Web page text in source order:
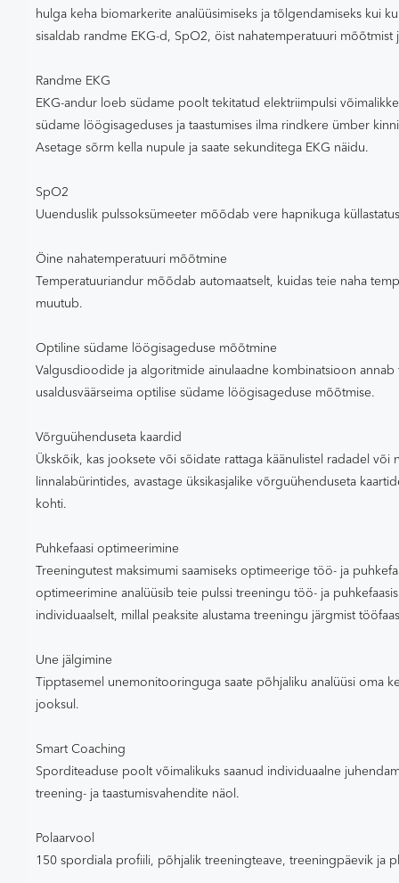
hulga keha biomarkerite analüüsimiseks ja tõlgendamiseks kui
sisaldab randme EKG-d, SpO2, öist nahatemperatuuri
Randme EKG
EKG-andur loeb südame poolt tekitatud elektriimpulsi
südame löögisageduses ja taastumises ilma rindkere ümber
Asetage sõrm kella nupule ja saate sekunditega EKG näidu.
SpO2
Uuenduslik pulssoksümeeter mõõdab vere hapnikuga
Öine nahatemperatuuri mõõtmine
Temperatuuriandur mõõdab automaatselt, kuidas teie naha
muutub.
Optiline südame löögisageduse mõõtmine
Valgusdioodide ja algoritmide ainulaadne kombinatsioon
usaldusväärseima optilise südame löögisageduse mõõtmise.
Võrguühenduseta kaardid
Ükskõik, kas jooksete või sõidate rattaga käänulistel radadel või
linnalabürintides, avastage üksikasjalike võrguühenduseta
kohti.
Puhkefaasi optimeerimine
Treeningutest maksimumi saamiseks optimeerige töö- ja
optimeerimine analüüsib teie pulssi treeningu töö- ja
individuaalselt, millal peaksite alustama treeningu järgmist
Une jälgimine
Tipptasemel unemonitooringuga saate põhjaliku analüüsi oma
jooksul.
Smart Coaching
Sporditeaduse poolt võimalikuks saanud individuaalne
treening- ja taastumisvahendite näol.
Polaarvool
150 spordiala profiili, põhjalik treeningteave, treeningpäevik ja